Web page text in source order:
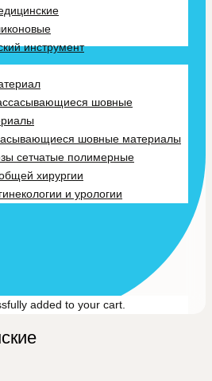
инструмент
шовные
шовные материалы
сетчатые полимерные
хирургии
и урологии
added to your cart.